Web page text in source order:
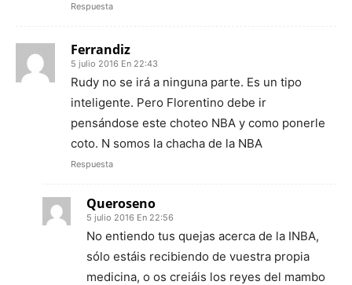
Respuesta
Ferrandiz
5 julio 2016 En 22:43
Rudy no se irá a ninguna parte. Es un tipo
inteligente. Pero Florentino debe ir
pensándose este choteo NBA y como ponerle
coto. N somos la chacha de la NBA
Respuesta
Queroseno
5 julio 2016 En 22:56
No entiendo tus quejas acerca de la INBA,
sólo estáis recibiendo de vuestra propia
medicina, o os creiáis los reyes del mambo